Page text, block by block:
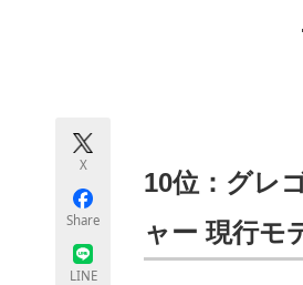
ちょっと気になるネ
X
Share
LINE
10位：グレ
ャー 現行モ